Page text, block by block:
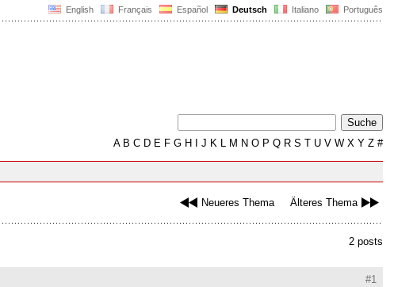
English Français Español Deutsch Italiano Português
AB C D E F G H J K L M N O P Q R S T U V W X Y Z #
Neueres Thema Älteres Thema
2 posts
#1